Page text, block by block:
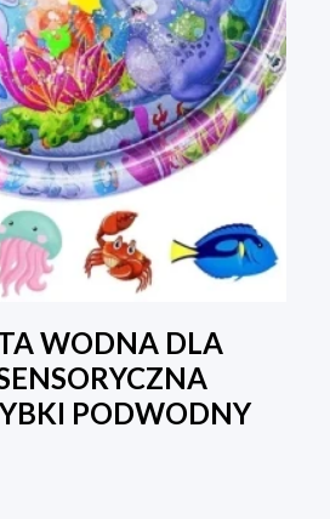
WODNA DLA
PODWODNY